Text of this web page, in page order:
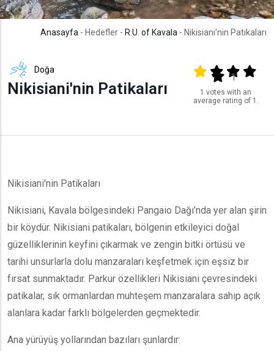
Anasayfa - Hedefler - R.U. of Kavala - Nikisiani'nin Patikaları
Doğa
Nikisiani'nin Patikaları
Output format
(star)(star)(star)
(star)
1
1 votes with an
average rating of 1.
Nikisiani'nin Patikaları
Nikisiani, Kavala bölgesindeki Pangaio Dağı’nda yer alan şirin
bir köydür. Nikisiani patikaları, bölgenin etkileyici doğal
güzelliklerinin keyfini çıkarmak ve zengin bitki örtüsü ve
tarihi unsurlarla dolu manzaraları keşfetmek için eşsiz bir
fırsat sunmaktadır. Parkur özellikleri Nikisiani çevresindeki
patikalar, sık ormanlardan muhteşem manzaralara sahip açık
alanlara kadar farklı bölgelerden geçmektedir.
Ana yürüyüş yollarından bazıları şunlardır: